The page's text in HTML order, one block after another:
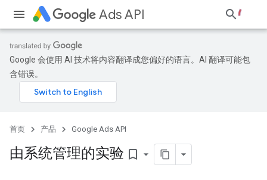
Ads API
Google 会使用 AI 技术将内容翻译成您偏好的语言。AI 翻译可能包
含错误。
首页 产品 Google Ads API
由系统管理的实验 bookmark_border